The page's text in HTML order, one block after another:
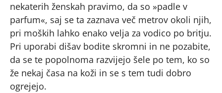
nekaterih ženskah pravimo, da so »padle v
parfum«, saj se ta zaznava več metrov okoli njih,
pri moških lahko enako velja za vodico po britju.
Pri uporabi dišav bodite skromni in ne pozabite,
da se te popolnoma razvijejo šele po tem, ko so
že nekaj časa na koži in se s tem tudi dobro
ogrejejo.